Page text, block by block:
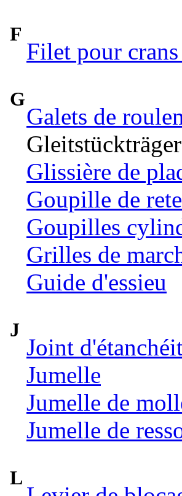
F
Filet pour crans
G
Galets de
Gleitstückträger
Glissière de
Goupille de
Goupilles
Grilles de
Guide d'essieu
J
Joint
Jumelle
Jumelle de
Jumelle de
L